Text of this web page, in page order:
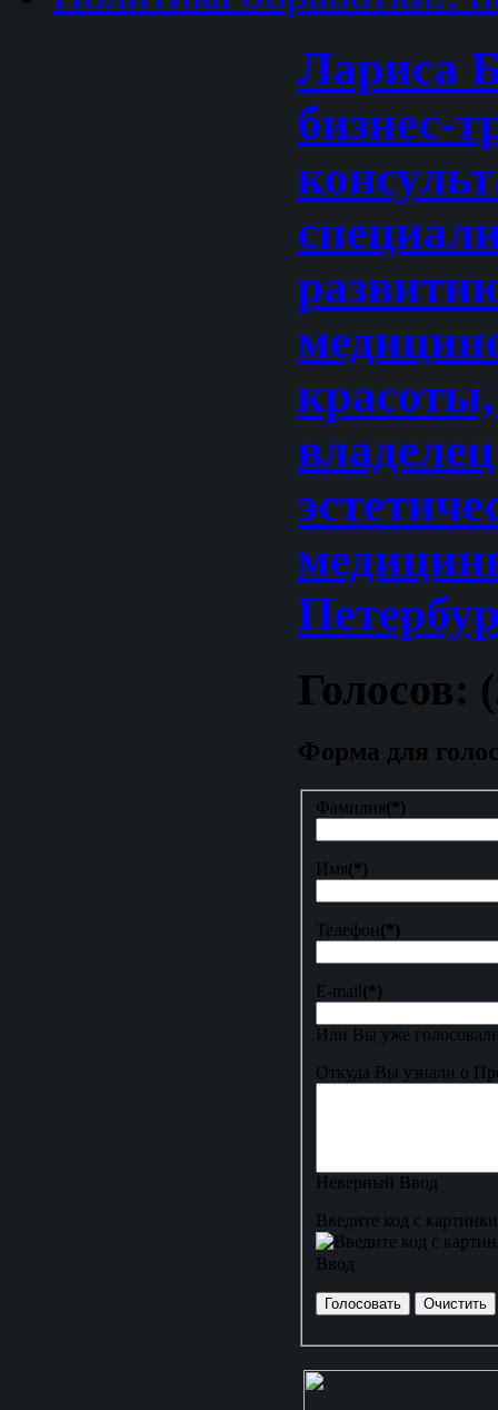
Лариса
бизнес-
Голосов:
Форма для
Фамилия(*)
Имя(*)
Телефон(*)
E-mail(*)
Или Вы уже
Откуда Вы узнали о
Неверный Ввод
Введите код с картинки
Ввод